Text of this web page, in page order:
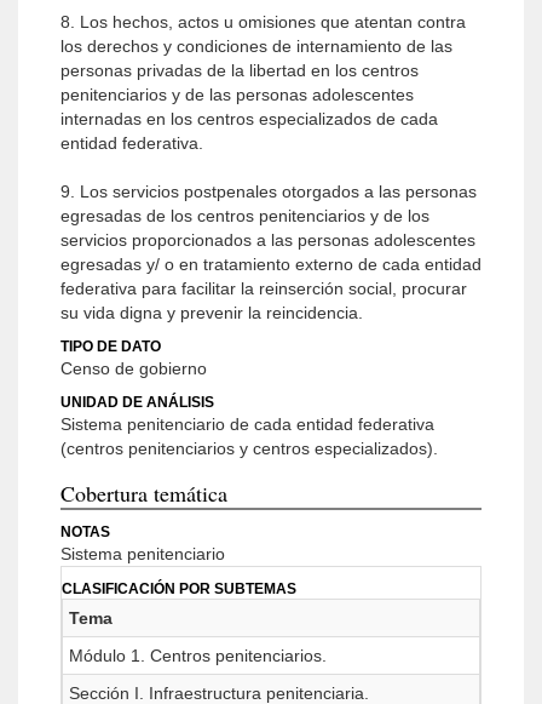
8. Los hechos, actos u omisiones que atentan contra
los derechos y condiciones de internamiento de las
personas privadas de la libertad en los centros
penitenciarios y de las personas adolescentes
internadas en los centros especializados de cada
entidad federativa.
9. Los servicios postpenales otorgados a las personas
egresadas de los centros penitenciarios y de los
servicios proporcionados a las personas adolescentes
egresadas y/ o en tratamiento externo de cada entidad
federativa para facilitar la reinserción social, procurar
su vida digna y prevenir la reincidencia.
TIPO DE DATO
Censo de gobierno
UNIDAD DE ANÁLISIS
Sistema penitenciario de cada entidad federativa
(centros penitenciarios y centros especializados).
Cobertura temática
NOTAS
Sistema penitenciario
CLASIFICACIÓN POR SUBTEMAS
Tema
Módulo 1. Centros penitenciarios.
Sección I. Infraestructura penitenciaria.